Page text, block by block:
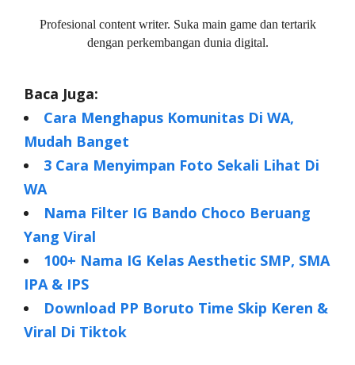
Profesional content writer. Suka main game dan tertarik
dengan perkembangan dunia digital.
Baca Juga:
Cara Menghapus Komunitas Di WA,
Mudah Banget
3 Cara Menyimpan Foto Sekali Lihat Di
WA
Nama Filter IG Bando Choco Beruang
Yang Viral
100+ Nama IG Kelas Aesthetic SMP, SMA
IPA & IPS
Download PP Boruto Time Skip Keren &
Viral Di Tiktok